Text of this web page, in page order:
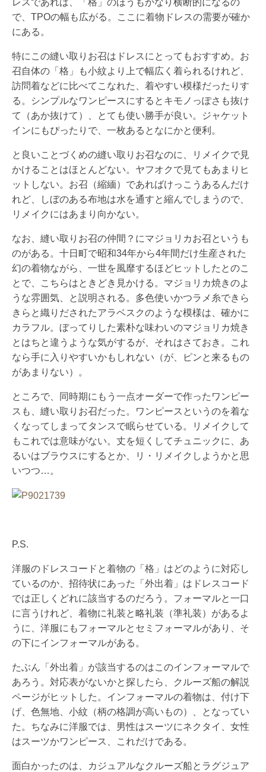
レスであれば、「格」のほうもかなり横断的になるの
で、TPOの幅も広がる。ここに着物ドレスの需要が確か
にある。
特にこの縫い取りお召はドレスにとってもおすすめ。お
召自体の「格」も小紋より上で幅広く着られるけれど、
訪問着などに比べてこなれた、着やすい模様だったりす
る。シンプルなワンピースにするとキモノっぽさも抜け
て（あか抜けて）、とても使い勝手が良い。ジャケット
インにもぴったりで、一枚あるとなにかと便利。
と良いことづくめの縫い取りお召なのに、リメイクで見
かけることはほとんどない。ヤフオクで見てもあまりヒ
ットしない。お召（縮緬）であればけっこうあるんだけ
れど、しぼのある布地は水を通すと縮んでしまうので、
リメイクにはあまり向かない。
なお、縫い取りお召の仲間？にマジョリカお召というも
のがある。十日町で昭和34年から4年間だけ生産された
幻の着物ながら、一世を風靡するほどヒットしたとのこ
とで、こちらはときどき見かける。マジョリカ焼きのよ
うな雰囲気、と説明される。多色使いかつラメ糸できら
きらと織りだされたアラベスクのような模様は、確かに
カラフル。ぼってりした素朴な味わいのマジョリカ焼き
とはちと違うような気がするが、それはさておき。これ
なら手に入りやすいかもしれない（が、ピンと来るもの
があまりない）。
ところで、同時期にもう一点オーダーで作ったワンピー
スも、縫い取りお召だった。ワンピースというのを着な
くなってしまってタンスで眠らせている。リメイクして
もこれでは意味がない。丈を短くしてチュニックに、あ
るいはブラウスにするとか、リ・リメイクしようかと思
いつつ…。
P.S.
洋服のドレスコードと着物の「格」はどのように対応し
ているのか、招待状にあった「外出着」はドレスコード
では正しくどれに該当するのだろう。フォーマルと一口
に言うけれど、着物に礼装と略礼装（準礼装）があるよ
うに、洋服にもフォーマルとセミフォーマルがあり、そ
の下にインフォーマルがある。
たぶん「外出着」が該当するのはこのインフォーマルで
あろう。対応表がないかと探したら、クルーズ船の解説
ページがヒットした。インフォーマルの着物は、付け下
げ、色無地、小紋（柄の格調が高いもの）、となってい
た。ちなみに洋服では、男性はスーツにネクタイ、女性
はスーツかワンピース、これだけである。
面白かったのは、カジュアルなクルーズ船とラグジュア